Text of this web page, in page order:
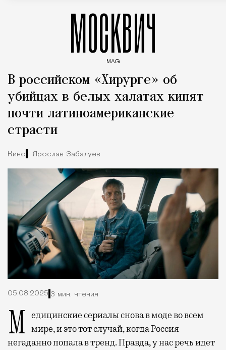
МОСКВИЧ
MAG
В российском «Хирурге» об
убийцах в белых халатах кипят
почти латиноамериканские
страсти
Кино Ярослав Забалуев
05.08.2025 3 мин. чтения
Медицинские сериалы снова в моде во всем мире, и это тот случай, когда Россия
негаданно попала в тренд. Правда, у нас речь идет